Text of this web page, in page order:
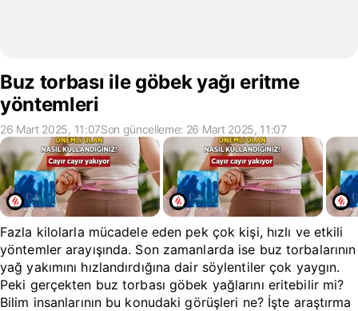
Buz torbası ile göbek yağı eritme
yöntemleri
26 Mart 2025, 11:07Son güncelleme: 26 Mart 2025, 11:07
Fazla kilolarla mücadele eden pek çok kişi, hızlı ve etkili
yöntemler arayışında. Son zamanlarda ise buz torbalarının
yağ yakımını hızlandırdığına dair söylentiler çok yaygın.
Peki gerçekten buz torbası göbek yağlarını eritebilir mi?
Bilim insanlarının bu konudaki görüşleri ne? İşte araştırma